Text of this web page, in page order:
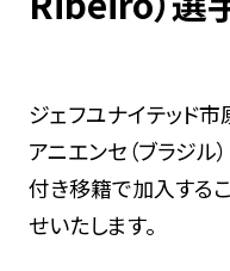
ジェフユナイテッド市
アニエンセ（ブラジ
付き移籍で加入する
せいたします。